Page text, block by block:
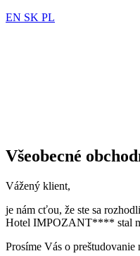
EN SK PL
Všeobecné
Vážený klient,
je nám cťou, že ste sa
Hotel IMPOZANT**** stal
Prosíme Vás o